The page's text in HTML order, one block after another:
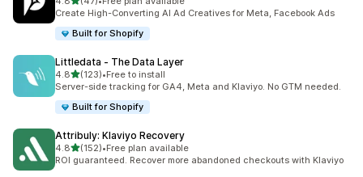
총 리뷰 47개
Create High-Converting AI Ad Creatives for Meta, Facebook Ads
Built for Shopify
Littledata ‑ The Data Layer
4.8별 5개 중
(123)
총 리뷰 123개
•Free to install
Server-side tracking for GA4, Meta and Klaviyo. No GTM needed.
Built for Shopify
Attribuly: Klaviyo Recovery
4.8별 5개 중
(152)
총 리뷰 152개
•Free plan available
ROI guaranteed. Recover more abandoned checkouts with Klaviyo